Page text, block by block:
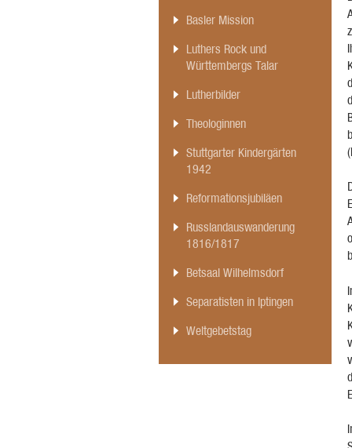
Basler Mission
Luthers Rock und
Württembergs Talar
Lutherbilder
Theologinnen
Stuttgarter Kindergärten
1942
Reformationsjubiläen
Russlandauswanderung
1816/1817
Betsaal Wilhelmsdorf
Separatisten in Iptingen
Weltgebetstag